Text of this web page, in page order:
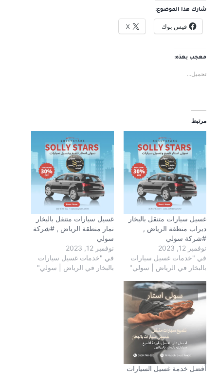
شارك هذا الموضوع:
فيس بوك X
معجب بهذه:
تحميل...
مرتبط
غسيل سيارات متنقل بالبخار
ديراب منطقة الرياض ,
#شركة سولي
نوفمبر 12, 2023
في "خدمات غسيل سيارات
بالبخار في الرياض | سولي"
غسيل سيارات متنقل بالبخار
نمار منطقة الرياض , #شركة
سولي
نوفمبر 12, 2023
في "خدمات غسيل سيارات
بالبخار في الرياض | سولي"
أفضل خدمة غسيل السيارات